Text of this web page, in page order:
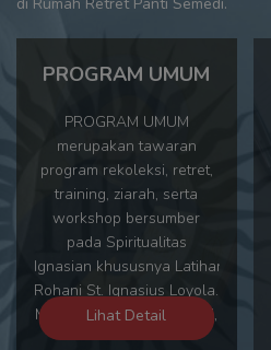
PROGRAM UMUM
PROGRAM UMUM
merupakan tawaran
program rekoleksi, retret,
training, ziarah, serta
workshop bersumber
pada Spiritualitas
Ignasian khususnya Latihan
Rohani St. Ignasius Loyola.
Melalui PROGRAM UMUM,
peserta dapat memilih
Lihat Detail